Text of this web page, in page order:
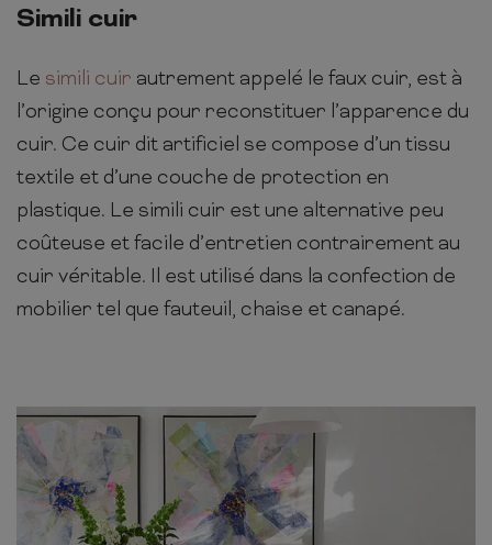
Simili cuir
Le simili cuir autrement appelé le faux cuir, est à
l’origine conçu pour reconstituer l’apparence du
cuir. Ce cuir dit artificiel se compose d’un tissu
textile et d’une couche de protection en
plastique. Le simili cuir est une alternative peu
coûteuse et facile d’entretien contrairement au
cuir véritable. Il est utilisé dans la confection de
mobilier tel que fauteuil, chaise et canapé.